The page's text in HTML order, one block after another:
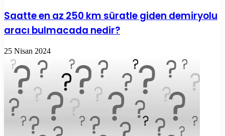
Saatte en az 250 km süratle giden demiryolu
aracı bulmacada nedir?
25 Nisan 2024